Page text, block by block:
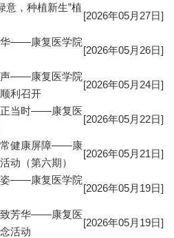
意，种植新生”植
[2026年05月27日]
华——康复医学院
[2026年05月26日]
声——康复医学院
利召开
[2026年05月24日]
正当时——康复医
[2026年05月22日]
常健康屏障——康
动（第六期）
[2026年05月21日]
姿——康复医学院
[2026年05月19日]
致芳华——康复医
活动
[2026年05月19日]